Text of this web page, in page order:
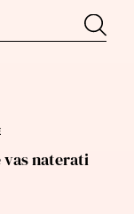
naterati